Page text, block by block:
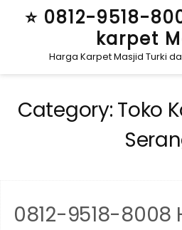
⭐ 0812-9518-
karpet
Harga Karpet Masjid Turki
Category: Toko
0812-9518-8008